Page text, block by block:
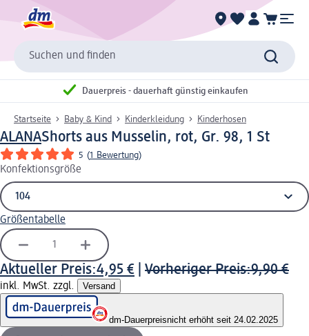
Suchen und finden
Dauerpreis - dauerhaft günstig einkaufen
Startseite Baby & Kind Kinderkleidung Kinderhosen
ALANAShorts aus Musselin, rot, Gr. 98, 1 St
5 (1 Bewertung)
Konfektionsgröße
Größentabelle
Aktueller Preis:4,95 € Vorheriger Preis:9,90 €
inkl. MwSt. zzgl. Versand
dm-Dauerpreisnicht erhöht seit 24.02.2025